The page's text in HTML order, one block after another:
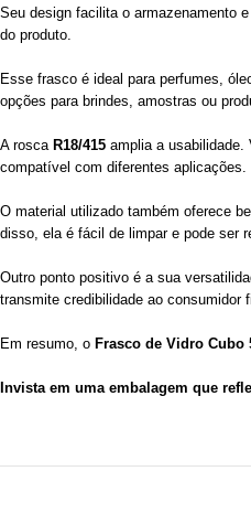
Seu design facilita o armazenamento
do produto.
Esse frasco é ideal para perfumes,
opções para brindes, amostras ou
A rosca R18/415 amplia a usabilidade.
compatível com diferentes aplicações.
O material utilizado também oferece
disso, ela é fácil de limpar e pode ser
Outro ponto positivo é a sua
transmite credibilidade ao consumidor
Em resumo, o Frasco de Vidro Cubo
Invista em uma embalagem que